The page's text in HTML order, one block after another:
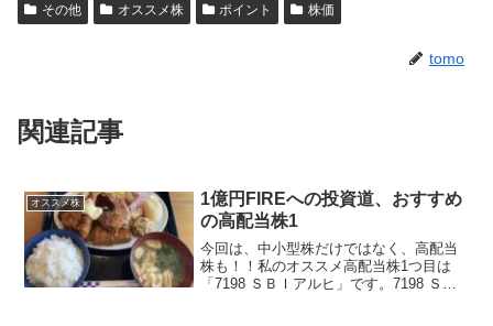
その他 オススメ株 ポイント 株価
tomo
関連記事
オススメ株
1億円FIREへの投資道、おすすめ
の高配当株1
今回は、中小型株だけではなく、高配当
株も！！私のオススメ高配当株1つ目は
「7198 ＳＢＩアルヒ」です。7198 ＳＢ